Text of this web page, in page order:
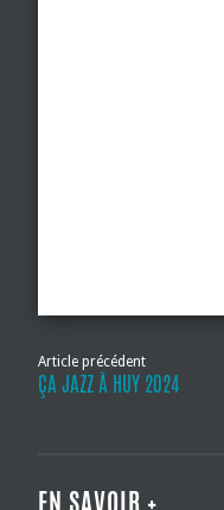
Article précédent
ÇA JAZZ À HUY 2024